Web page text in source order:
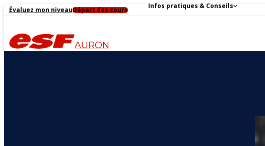
Infos pratiques & Conseils
Départ des cours
Évaluez mon niveau
AURON